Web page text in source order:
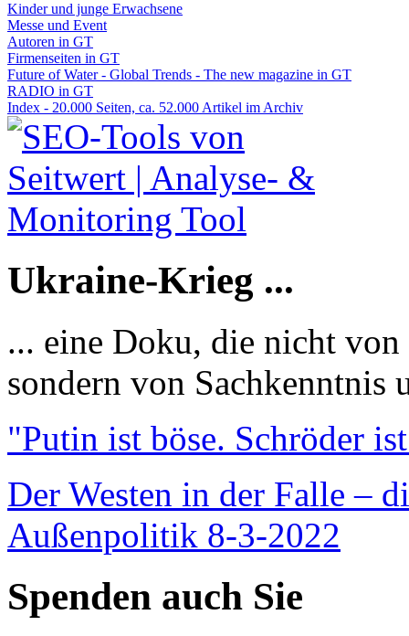
Kinder und junge Erwachsene
Messe und Event
Autoren in GT
Firmenseiten in GT
Future of Water - Global Trends - The new magazine in GT
RADIO in GT
Index - 20.000 Seiten, ca. 52.000 Artikel im Archiv
Ukraine-Krieg ...
... eine Doku, die nicht
sondern von Sachkenntnis
"Putin ist böse. Schröder
Der Westen in der Falle –
Außenpolitik 8-3-2022
Spenden auch Sie